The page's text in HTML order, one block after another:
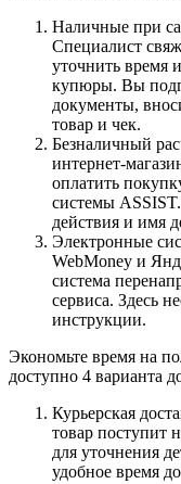
Наличные при
Специалист
уточнить время
купюры. Вы
документы,
товар и чек.
Безналичный
интернет-
оплатить
системы
действия и имя
Электронные
WebMoney и
система
сервиса. Здесь
инструкции.
Экономьте время на
доступно 4 варианта
Курьерская
товар поступит
для уточнения
удобное время